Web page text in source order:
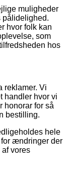
muligheder
pålidelighed.
hvor folk kan
som
hos
reklamer. Vi
handler hvor vi
honorar for så
bestilling.
hele
ændringer der
vores